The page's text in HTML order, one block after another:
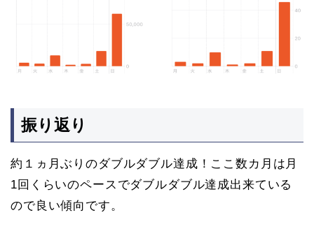
振り返り
約１ヵ月ぶりのダブルダブル達成！ここ数カ月は月
1回くらいのペースでダブルダブル達成出来ている
ので良い傾向です。